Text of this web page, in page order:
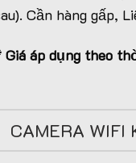
Cần hàng gấp,
Giá áp dụng theo
CAMERA WIFI